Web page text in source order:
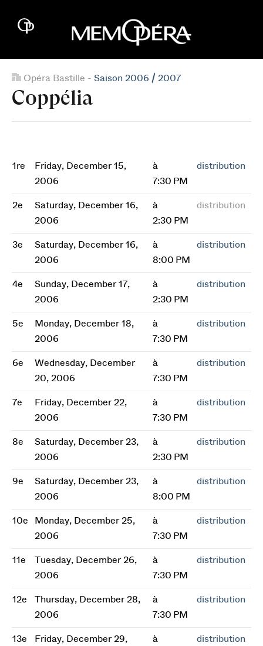
Opéra Bastille - Saison 2006 / 2007
Coppélia
1re
Friday, December 15,
2006
à
7:30 PM
distribution
2e
Saturday, December 16,
2006
à
2:30 PM
distribution
3e
Saturday, December 16,
2006
à
8:00 PM
distribution
4e
Sunday, December 17,
2006
à
2:30 PM
distribution
5e
Monday, December 18,
2006
à
7:30 PM
distribution
6e
Wednesday, December
20, 2006
à
7:30 PM
distribution
7e
Friday, December 22,
2006
à
7:30 PM
distribution
8e
Saturday, December 23,
2006
à
2:30 PM
distribution
9e
Saturday, December 23,
2006
à
8:00 PM
distribution
10e
Monday, December 25,
2006
à
7:30 PM
distribution
11e
Tuesday, December 26,
2006
à
7:30 PM
distribution
12e
Thursday, December 28,
2006
à
7:30 PM
distribution
13e
Friday, December 29,
à
distribution